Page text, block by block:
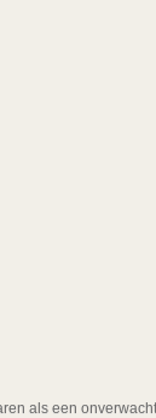
als een